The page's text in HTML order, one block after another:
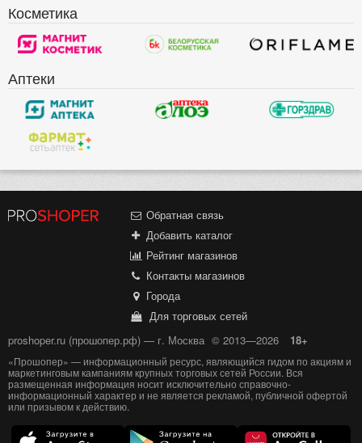
Косметика
Аптеки
Обратная связь
Добавить каталог
Рейтинг магазинов
Контакты магазинов
Города
Для торговых сетей
proshoper.ru (прошопер.рф) — г. Москва © 2013—2026 18+
«Прошопер» — информационный ресурс, являющийся гидом по акциям и
маркетинговым кампаниям крупных торговых сетей России. Вся
размещенная информация носит исключительно справочно-
информационный характер и не является рекламой, публичной офертой
или призывом к действию.